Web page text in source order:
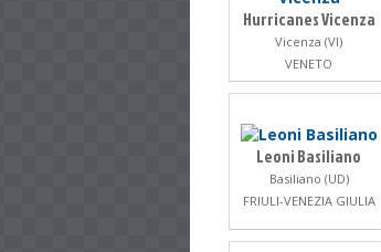
Hurricanes Vicenza
Vicenza (VI)
VENETO
Leoni Basiliano
Basiliano (UD)
FRIULI-VENEZIA GIULIA